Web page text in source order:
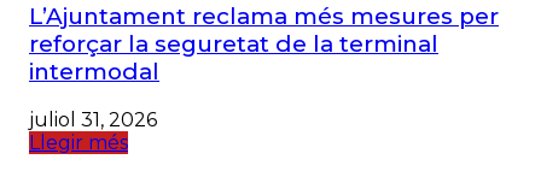
L’Ajuntament reclama més mesures per
reforçar la seguretat de la terminal
intermodal
juliol 31, 2026
Llegir més